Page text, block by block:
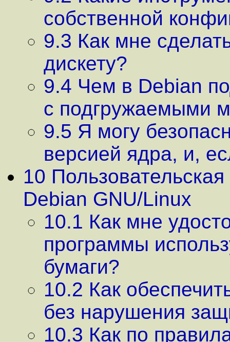
собственной
9.3 Как мне
дискету?
9.4 Чем в Debian
с подгружаемыми
9.5 Я могу
версией ядра, и,
10
Debian GNU/Linux
10.1 Как мне
программы
бумаги?
10.2 Как
без нарушения
10.3 Как по